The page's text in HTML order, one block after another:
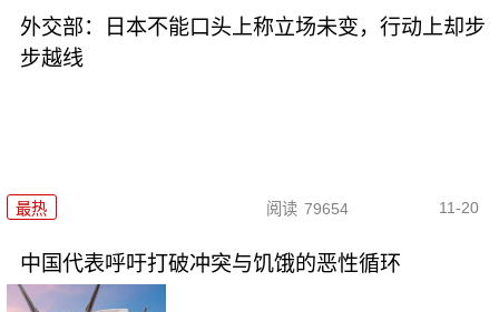
外交部：日本不能口头上称立场未变，行动上却步
步越线
最热 阅读 79654 11-20
中国代表呼吁打破冲突与饥饿的恶性循环